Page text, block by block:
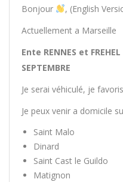
Bonjour
, (English
Actuellement a Marseille
Ente RENNES et
SEPTEMBRE
Je serai véhiculé, je
Je peux venir a domicile
Saint Malo
Dinard
Saint Cast le Guildo
Matignon